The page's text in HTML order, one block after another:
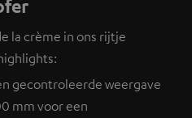
la crème in ons rijtje
gecontroleerde weergave
mm voor een